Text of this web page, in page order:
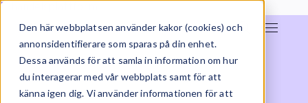
Den här webbplatsen använder kakor (cookies) och
annonsidentifierare som sparas på din enhet.
Dessa används för att samla in information om hur
du interagerar med vår webbplats samt för att
känna igen dig. Vi använder informationen för att
E-handelsplattform